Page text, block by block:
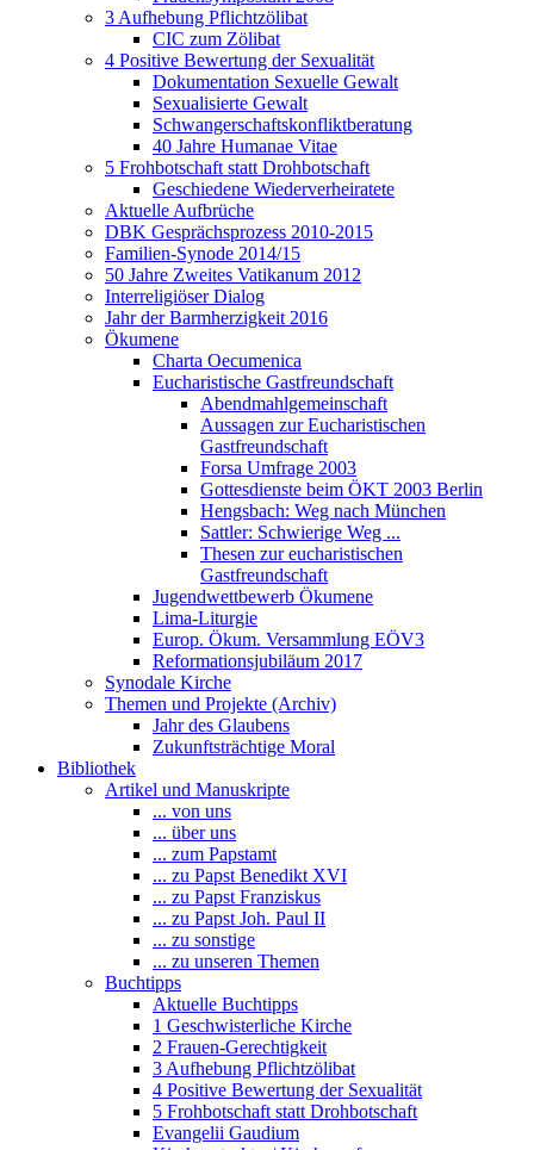
3 Aufhebung Pflichtzölibat
CIC zum Zölibat
4 Positive Bewertung der Sexualität
Dokumentation Sexuelle Gewalt
Sexualisierte Gewalt
Schwangerschaftskonfliktberatung
40 Jahre Humanae Vitae
5 Frohbotschaft statt Drohbotschaft
Geschiedene Wiederverheiratete
Aktuelle Aufbrüche
DBK Gesprächsprozess 2010-2015
Familien-Synode 2014/15
50 Jahre Zweites Vatikanum 2012
Interreligiöser Dialog
Jahr der Barmherzigkeit 2016
Ökumene
Charta Oecumenica
Eucharistische Gastfreundschaft
Abendmahlgemeinschaft
Aussagen zur Eucharistischen
Gastfreundschaft
Forsa Umfrage 2003
Gottesdienste beim ÖKT 2003 Berlin
Hengsbach: Weg nach München
Sattler: Schwierige Weg ...
Thesen zur eucharistischen
Gastfreundschaft
Jugendwettbewerb Ökumene
Lima-Liturgie
Europ. Ökum. Versammlung EÖV3
Reformationsjubiläum 2017
Synodale Kirche
Themen und Projekte (Archiv)
Jahr des Glaubens
Zukunftsträchtige Moral
Bibliothek
Artikel und Manuskripte
... von uns
... über uns
... zum Papstamt
... zu Papst Benedikt XVI
... zu Papst Franziskus
... zu Papst Joh. Paul II
... zu sonstige
... zu unseren Themen
Buchtipps
Aktuelle Buchtipps
1 Geschwisterliche Kirche
2 Frauen-Gerechtigkeit
3 Aufhebung Pflichtzölibat
4 Positive Bewertung der Sexualität
5 Frohbotschaft statt Drohbotschaft
Evangelii Gaudium